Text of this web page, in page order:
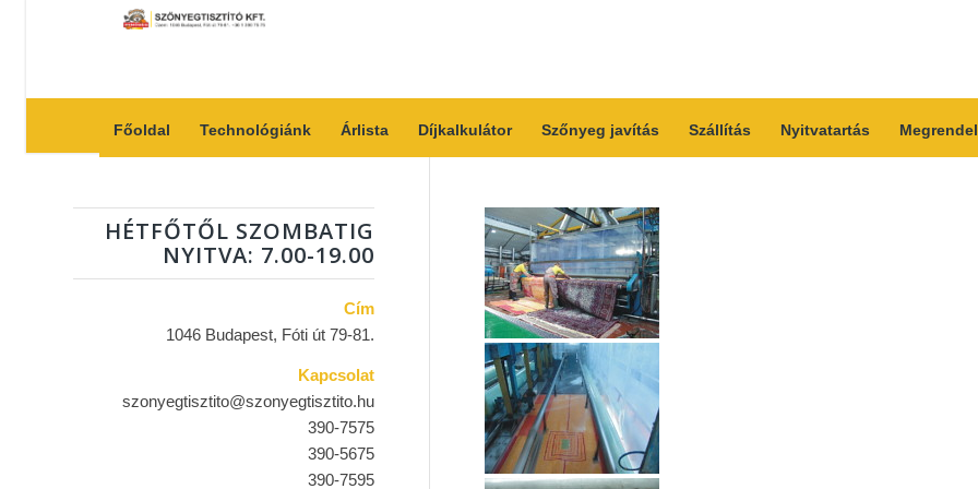
Főoldal Technológiánk Árlista Díjkalkulátor Szőnyeg javítás Szállítás Nyitvatartás
HÉTFŐTŐL SZOMBATIG
NYITVA: 7.00-19.00
Cím
1046 Budapest, Fóti út 79-81.
Kapcsolat
szonyegtisztito@szonyegtisztito.hu
390-7575
390-5675
390-7595